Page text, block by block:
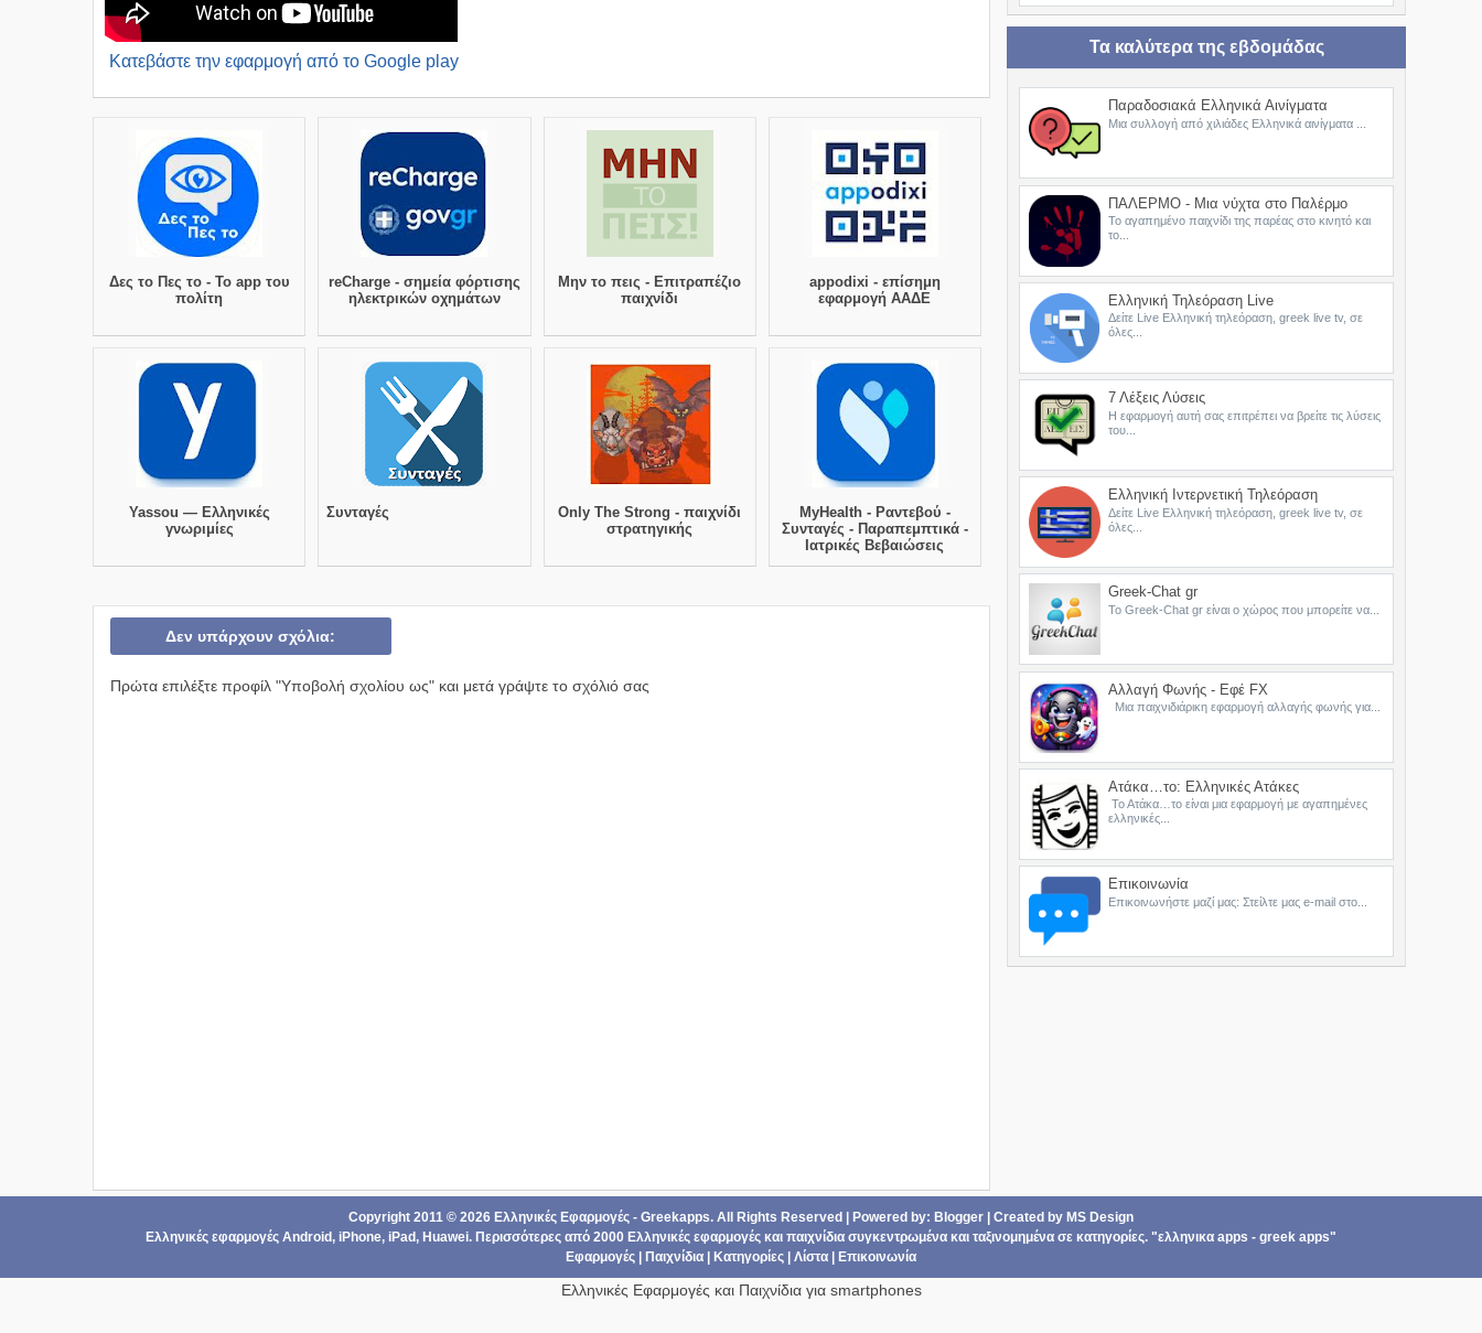
Kατεβάστε την εφαρμογή από το Google play
Δες το Πες το - Το app του
πολίτη
reCharge - σημεία φόρτισης
ηλεκτρικών οχημάτων
Μην το πεις - Επιτραπέζιο
παιχνίδι
appodixi - επίσημη
εφαρμογή ΑΑΔΕ
Yassou — Ελληνικές
γνωριμίες
Συνταγές
Only The Strong - παιχνίδι
στρατηγικής
MyHealth - Ραντεβού -
Συνταγές - Παραπεμπτικά -
Ιατρικές Βεβαιώσεις
Δεν υπάρχουν σχόλια:
Πρώτα επιλέξτε προφίλ "Υποβολή σχολίου ως" και μετά γράψτε το σχόλιό σας
Τα καλύτερα της εβδομάδας
Παραδοσιακά Ελληνικά Αινίγματα
Μια συλλογή από χιλιάδες Ελληνικά αινίγματα ...
ΠΑΛΕΡΜΟ - Μια νύχτα στο Παλέρμο
Το αγαπημένο παιχνίδι της παρέας στο κινητό και
το...
Ελληνική Τηλεόραση Live
Δείτε Live Ελληνική τηλεόραση, greek live tv, σε
όλες...
7 Λέξεις Λύσεις
Η εφαρμογή αυτή σας επιτρέπει να βρείτε τις λύσεις
του...
Ελληνική Ιντερνετική Τηλεόραση
Δείτε Live Ελληνική τηλεόραση, greek live tv, σε
όλες...
Greek-Chat gr
Το Greek-Chat gr είναι ο χώρος που μπορείτε να...
Αλλαγή Φωνής - Εφέ FX
Μια παιχνιδιάρικη εφαρμογή αλλαγής φωνής για...
Ατάκα…το: Ελληνικές Ατάκες
Το Ατάκα…το είναι μια εφαρμογή με αγαπημένες
ελληνικές...
Επικοινωνία
Επικοινωνήστε μαζί μας: Στείλτε μας e-mail στο...
Copyright 2011 © 2026 Ελληνικές Εφαρμογές - Greekapps. All Rights Reserved | Powered by: Blogger Created by MS Design
Ελληνικές εφαρμογές Android, iPhone, iPad, Ηuawei. Περισσότερες από 2000 Ελληνικές εφαρμογές και παιχνίδια συγκεντρωμένα και ταξινομημένα σε κατηγορίες. "ελληνικα apps - greek apps"
Εφαρμογές
Παιχνίδια Κατηγορίες Λίστα Επικοινωνία
Ελληνικές Εφαρμογές και Παιχνίδια για smartphones